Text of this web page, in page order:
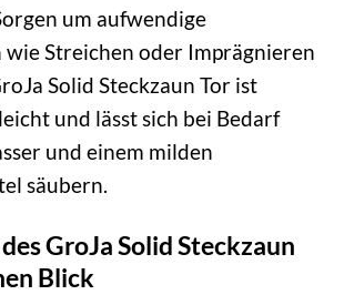
um aufwendige
Streichen oder Imprägnieren
Solid Steckzaun Tor ist
und lässt sich bei Bedarf
und einem milden
säubern.
GroJa Solid Steckzaun
Blick